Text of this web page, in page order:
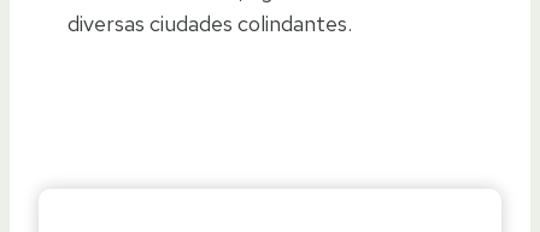
diversas ciudades colindantes.